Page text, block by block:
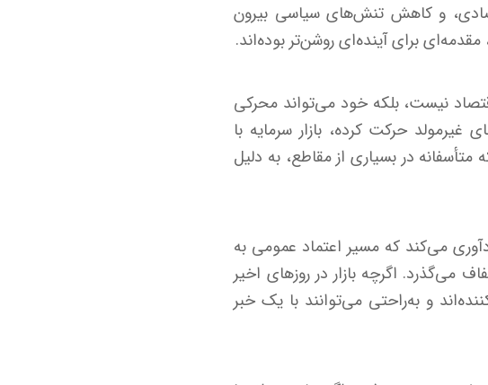
و کاهش تنش‌های سیاسی بیرون
برای آینده‌ای روشن‌تر بوده‌اند.
نیست، بلکه خود می‌تواند محرکی
حرکت کرده، بازار سرمایه با
در بسیاری از مقاطع، به دلیل
می‌کند که مسیر اعتماد عمومی به
می‌گذرد. اگرچه بازار در روزهای اخیر
و به‌راحتی می‌توانند با یک خبر